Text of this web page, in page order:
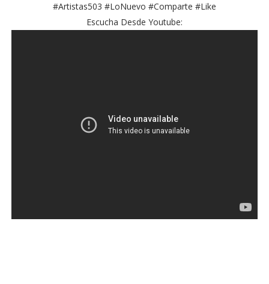
#Artistas503 #LoNuevo #Comparte #Like
Escucha Desde Youtube: